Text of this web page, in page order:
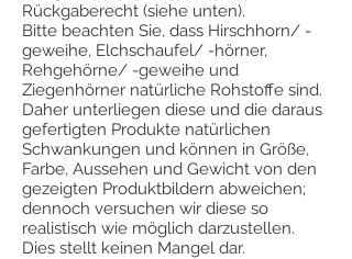
Rückgaberecht (siehe unten).
Bitte beachten Sie, dass Hirschhorn/ -
geweihe, Elchschaufel/ -hörner,
Rehgehörne/ -geweihe und
Ziegenhörner natürliche Rohstoffe sind.
Daher unterliegen diese und die daraus
gefertigten Produkte natürlichen
Schwankungen und können in Größe,
Farbe, Aussehen und Gewicht von den
gezeigten Produktbildern abweichen;
dennoch versuchen wir diese so
realistisch wie möglich darzustellen.
Dies stellt keinen Mangel dar.